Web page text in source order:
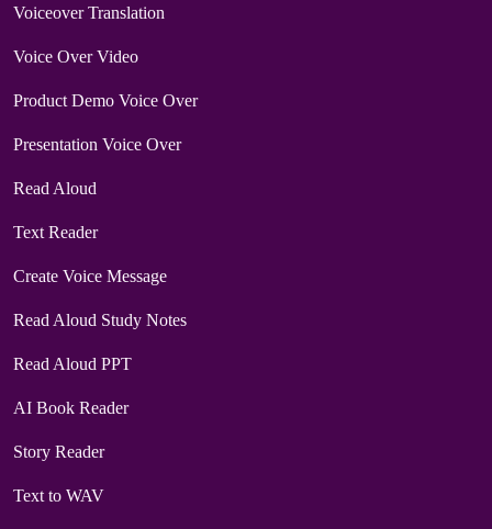
Voiceover Translation
Voice Over Video
Product Demo Voice Over
Presentation Voice Over
Read Aloud
Text Reader
Create Voice Message
Read Aloud Study Notes
Read Aloud PPT
AI Book Reader
Story Reader
Text to WAV